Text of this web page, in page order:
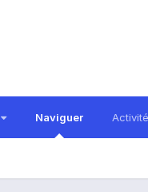
Naviguer Activité